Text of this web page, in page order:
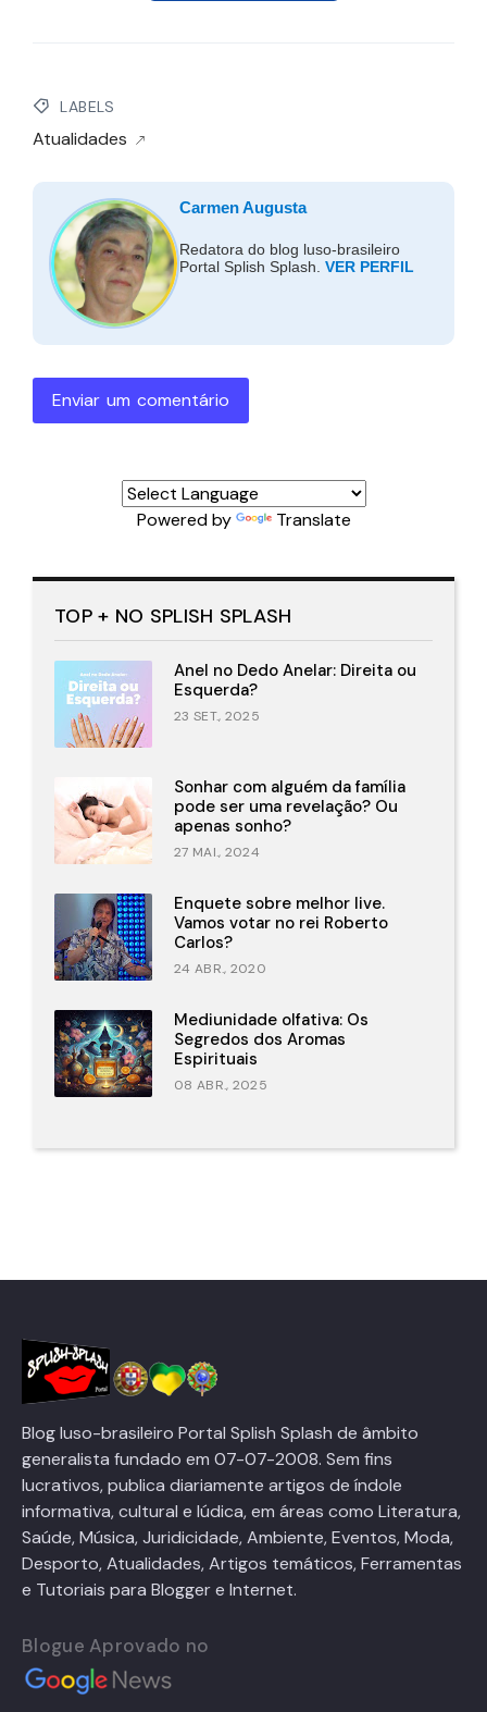
LABELS
Atualidades
Carmen Augusta
Redatora do blog luso-brasileiro
Portal Splish Splash. VER PERFIL
Enviar um comentário
Powered by Translate
TOP + NO SPLISH SPLASH
Anel no Dedo Anelar: Direita ou
Esquerda?
23 SET., 2025
Sonhar com alguém da família
pode ser uma revelação? Ou
apenas sonho?
27 MAI., 2024
Enquete sobre melhor live.
Vamos votar no rei Roberto
Carlos?
24 ABR., 2020
Mediunidade olfativa: Os
Segredos dos Aromas
Espirituais
08 ABR., 2025
Blog luso-brasileiro Portal Splish Splash de âmbito
generalista fundado em 07-07-2008. Sem fins
lucrativos, publica diariamente artigos de índole
informativa, cultural e lúdica, em áreas como Literatura,
Saúde, Música, Juridicidade, Ambiente, Eventos, Moda,
Desporto, Atualidades, Artigos temáticos, Ferramentas
e Tutoriais para Blogger e Internet.
Blogue Aprovado no